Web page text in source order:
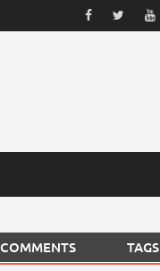
COMMENTS TAGS